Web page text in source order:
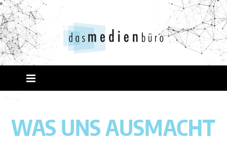
"
WAS UNS AUSMACHT